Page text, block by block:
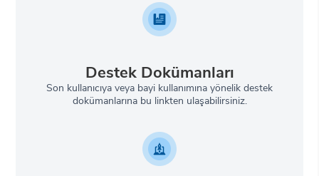
Destek Dokümanları
Son kullanıcıya veya bayi kullanımına yönelik destek
dokümanlarına bu linkten ulaşabilirsiniz.